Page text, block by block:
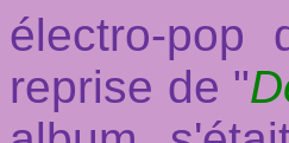
électro-pop
reprise de "